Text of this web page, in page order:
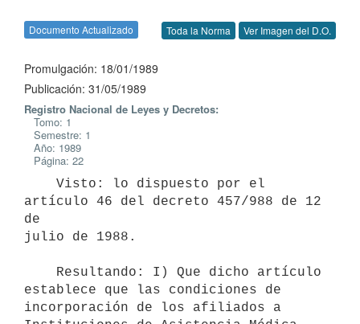
Documento Actualizado Toda la Norma Ver Imagen del D.O.
Promulgación: 18/01/1989
Publicación: 31/05/1989
Registro Nacional de Leyes y Decretos:
Tomo: 1
Semestre: 1
Año: 1989
Página: 22
artículo 46 del decreto 457/988 de 12
de
julio de 1988.
establece que las condiciones de
incorporación de los afiliados a